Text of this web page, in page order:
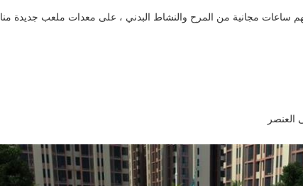
ساعات مجانية من المرح والنشاط البدني ، على معدات ملعب جديدة منا.
العنصر